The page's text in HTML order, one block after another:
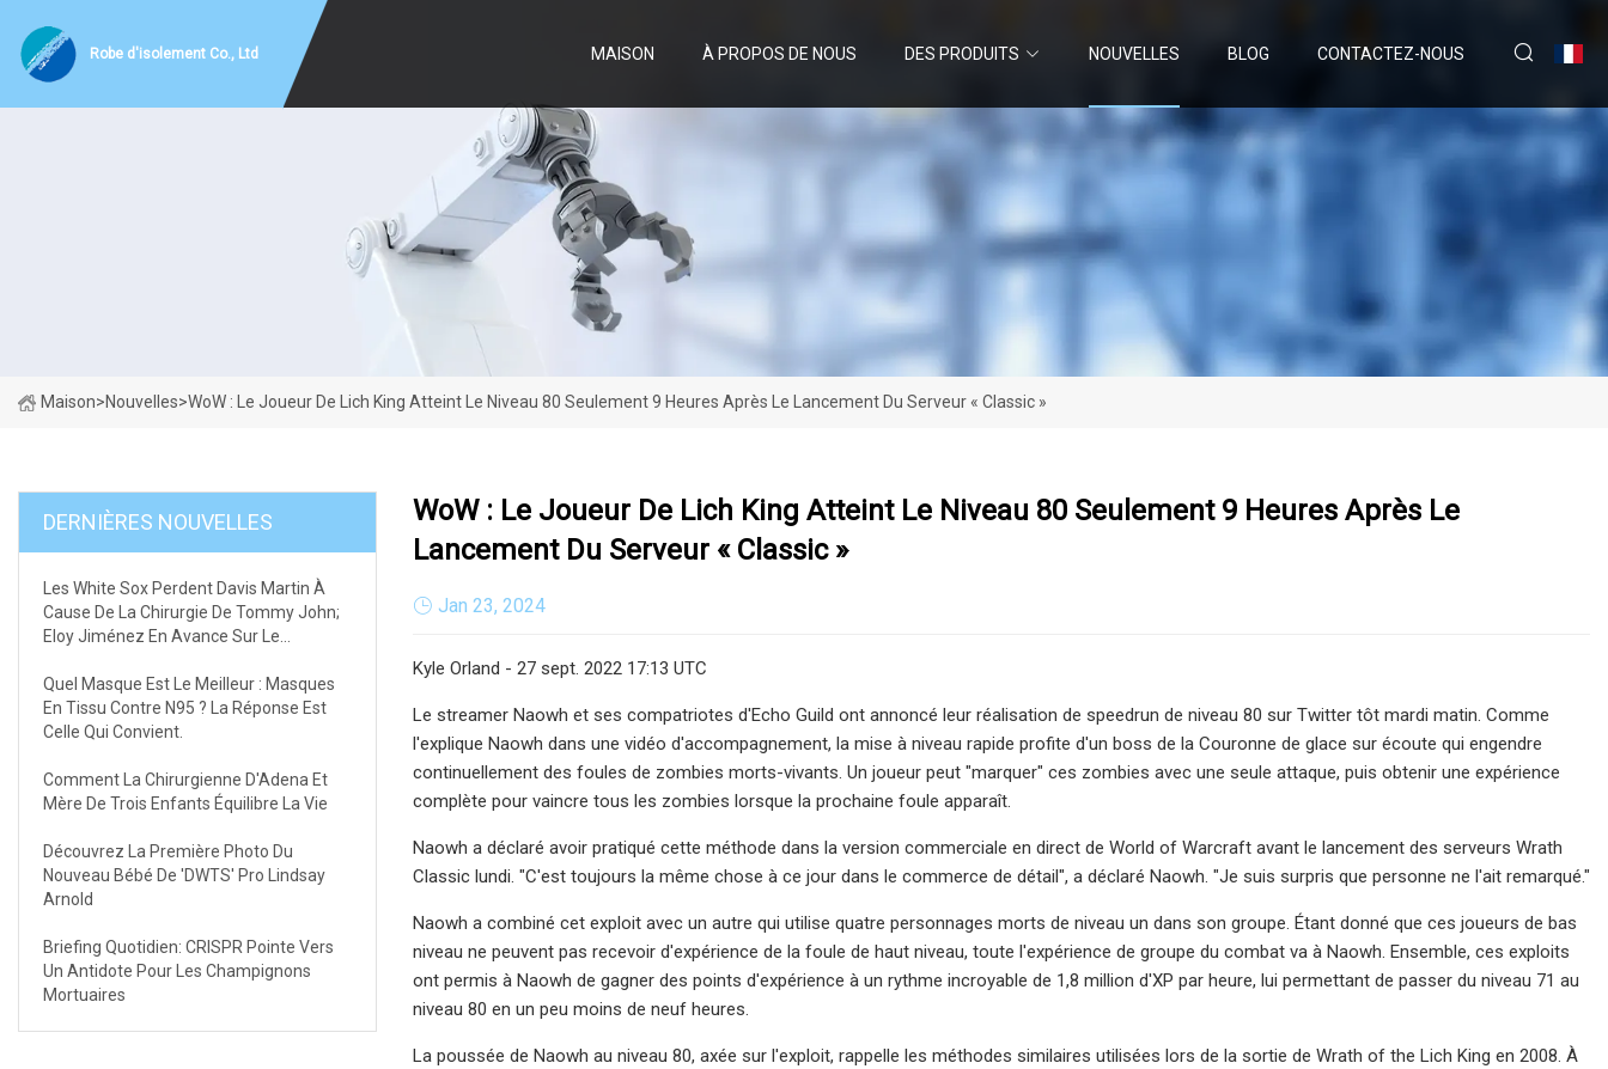
Robe d'isolement Co., Ltd MAISON À PROPOS DE NOUS DES PRODUITS NOUVELLES BLOG CONTACTEZ-NOUS
Maison>Nouvelles>WoW : Le Joueur De Lich King Atteint Le Niveau 80 Seulement 9 Heures Après Le Lancement Du Serveur « Classic »
DERNIÈRES NOUVELLES
Les White Sox Perdent Davis Martin À
Cause De La Chirurgie De Tommy John;
Eloy Jiménez En Avance Sur Le
Quel Masque Est Le Meilleur : Masques
En Tissu Contre N95 ? La Réponse Est
Celle Qui Convient.
Comment La Chirurgienne D'Adena Et
Mère De Trois Enfants Équilibre La Vie
Découvrez La Première Photo Du
Nouveau Bébé De 'DWTS' Pro Lindsay
Arnold
Briefing Quotidien: CRISPR Pointe Vers
Un Antidote Pour Les Champignons
Mortuaires
WoW : Le Joueur De Lich King Atteint Le Niveau 80 Seulement 9 Heures Après Le
Lancement Du Serveur « Classic »
Jan 23, 2024
Kyle Orland - 27 sept. 2022 17:13 UTC
Le streamer Naowh et ses compatriotes d'Echo Guild ont annoncé leur réalisation de speedrun de niveau 80 sur Twitter tôt mardi matin. Comme
l'explique Naowh dans une vidéo d'accompagnement, la mise à niveau rapide profite d'un boss de la Couronne de glace sur écoute qui engendre
continuellement des foules de zombies morts-vivants. Un joueur peut "marquer" ces zombies avec une seule attaque, puis obtenir une expérience
complète pour vaincre tous les zombies lorsque la prochaine foule apparaît.
Naowh a déclaré avoir pratiqué cette méthode dans la version commerciale en direct de World of Warcraft avant le lancement des serveurs Wrath
Classic lundi. "C'est toujours la même chose à ce jour dans le commerce de détail", a déclaré Naowh. "Je suis surpris que personne ne l'ait remarqué."
Naowh a combiné cet exploit avec un autre qui utilise quatre personnages morts de niveau un dans son groupe. Étant donné que ces joueurs de bas
niveau ne peuvent pas recevoir d'expérience de la foule de haut niveau, toute l'expérience de groupe du combat va à Naowh. Ensemble, ces exploits
ont permis à Naowh de gagner des points d'expérience à un rythme incroyable de 1,8 million d'XP par heure, lui permettant de passer du niveau 71 au
niveau 80 en un peu moins de neuf heures.
La poussée de Naowh au niveau 80, axée sur l'exploit, rappelle les méthodes similaires utilisées lors de la sortie de Wrath of the Lich King en 2008. À